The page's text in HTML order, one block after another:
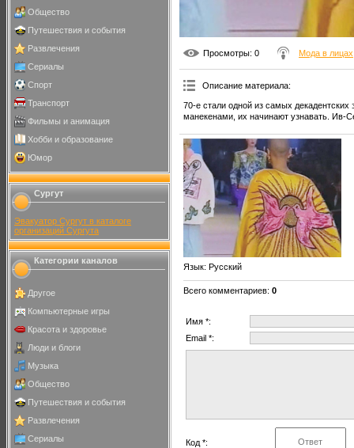
Общество
Путешествия и события
Развлечения
Сериалы
Спорт
Транспорт
Фильмы и анимация
Хобби и образование
Юмор
Сургут
Эвакуатор Сургут в каталоге
организаций Сургута
Категории каналов
Другое
Компьютерные игры
Красота и здоровье
Люди и блоги
Музыка
Общество
Путешествия и события
Развлечения
Сериалы
Просмотры: 0 Мода в лицах
Описание материала:
70-е стали одной из самых
манекенами, их начинают узнавать. Ив-
Язык: Русский
Всего комментариев: 0
Имя *:
Email *:
Код *: